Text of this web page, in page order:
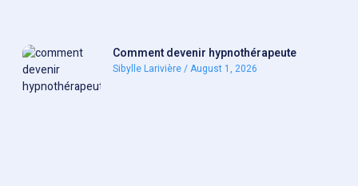
Comment devenir hypnothérapeute
Sibylle Larivière August 1, 2026